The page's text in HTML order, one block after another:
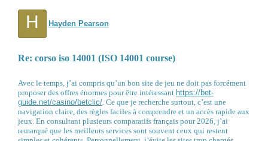
H Hayden Pearson
Re: corso iso 14001 (ISO 14001 course)
Avec le temps, j’ai compris qu’un bon site de jeu ne doit pas forcément
proposer des offres énormes pour être intéressant https://bet-
guide.net/casino/betclic/. Ce que je recherche surtout, c’est une
navigation claire, des règles faciles à comprendre et un accès rapide aux
jeux. En consultant plusieurs comparatifs français pour 2026, j’ai
remarqué que les meilleurs services sont souvent ceux qui restent